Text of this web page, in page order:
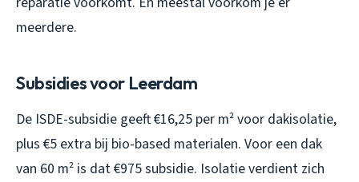
meerdere.
Subsidies voor Leerdam
De ISDE-subsidie geeft €16,25 per m² voor dakisolatie,
plus €5 extra bij bio-based materialen. Voor een dak
van 60 m² is dat €975 subsidie. Isolatie verdient zich